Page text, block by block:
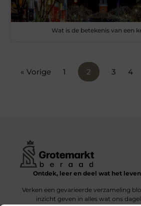
Wat is de betekenis van een
« Vorige 1 2 3 4
Ontdek, leer en deel wat het
Verken een gevarieerde verzameling
inzicht geven in alles wat ons